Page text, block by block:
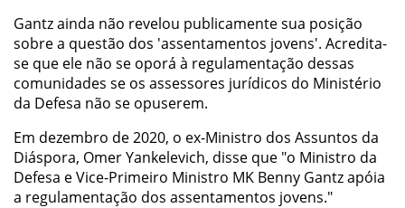
Gantz ainda não revelou publicamente sua posição
sobre a questão dos 'assentamentos jovens'. Acredita-
se que ele não se oporá à regulamentação dessas
comunidades se os assessores jurídicos do Ministério
da Defesa não se opuserem.
Em dezembro de 2020, o ex-Ministro dos Assuntos da
Diáspora, Omer Yankelevich, disse que "o Ministro da
Defesa e Vice-Primeiro Ministro MK Benny Gantz apóia
a regulamentação dos assentamentos jovens."